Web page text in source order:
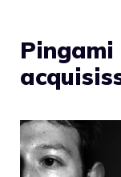
Pingami